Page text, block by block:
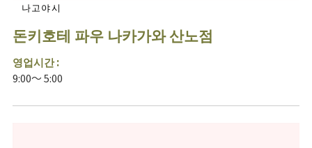
나고야시
돈키호테 파우 나카가와 산노점
영업시간 :
9:00～ 5:00